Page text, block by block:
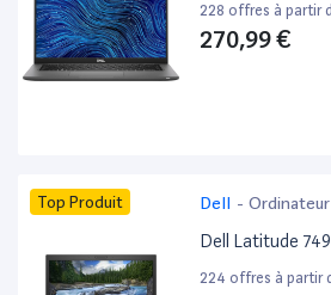
228 offres à partir
270,99 €
Top Produit Dell -
Dell Latitude
224 offres à partir